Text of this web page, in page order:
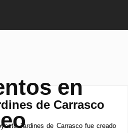
en
de Carrasco
Jardines de Carrasco fue creado